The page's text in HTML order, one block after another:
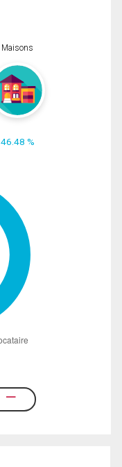
Maisons
46.48 %